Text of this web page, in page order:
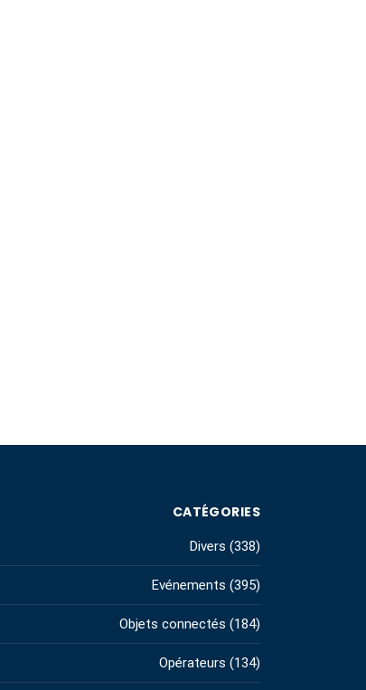
CATÉGORIES
Divers (338)
Evénements (395)
Objets connectés (184)
Opérateurs (134)